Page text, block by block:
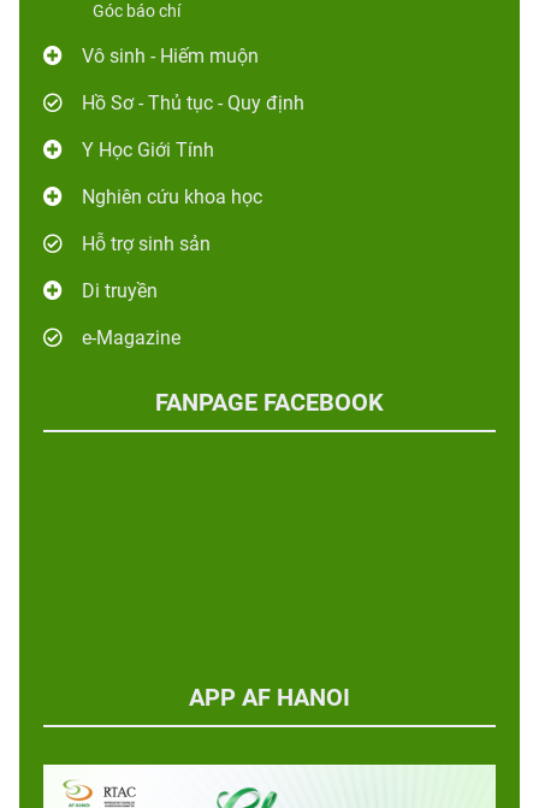
Góc báo chí
Vô sinh - Hiếm muộn
Hồ Sơ - Thủ tục - Quy định
Y Học Giới Tính
Nghiên cứu khoa học
Hỗ trợ sinh sản
Di truyền
e-Magazine
FANPAGE FACEBOOK
APP AF HANOI